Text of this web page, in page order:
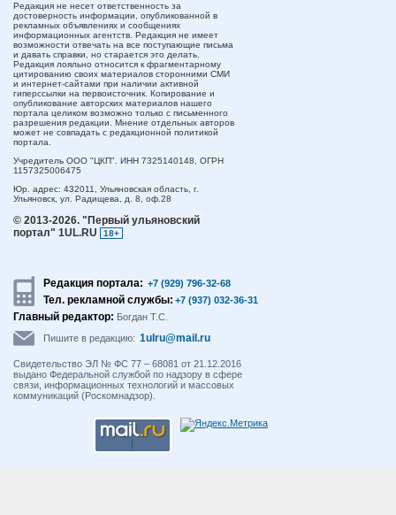
Редакция не несет ответственность за
достоверность информации, опубликованной в
рекламных объявлениях и сообщениях
информационных агентств. Редакция не имеет
возможности отвечать на все поступающие письма
и давать справки, но старается это делать.
Редакция лояльно относится к фрагментарному
цитированию своих материалов сторонними СМИ
и интернет-сайтами при наличии активной
гиперссылки на первоисточник. Копирование и
опубликование авторских материалов нашего
портала целиком возможно только с письменного
разрешения редакции. Мнение отдельных авторов
может не совпадать с редакционной политикой
портала.
Учредитель ООО "ЦКП". ИНН 7325140148, ОГРН
1157325006475
Юр. адрес: 432011, Ульяновская область, г.
Ульяновск, ул. Радищева, д. 8, оф.28
© 2013-2026. "Первый ульяновский
портал" 1UL.RU
18+
Редакция портала: +7 (929) 796-32-68
Тел. рекламной службы: +7 (937) 032-36-31
Главный редактор: Богдан Т.С.
Пишите в редакцию: 1ulru@mail.ru
Свидетельство ЭЛ № ФС 77 – 68081 от 21.12.2016
выдано Федеральной службой по надзору в сфере
связи, информационных технологий и массовых
коммуникаций (Роскомнадзор).